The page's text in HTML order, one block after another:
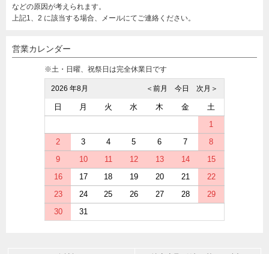
などの原因が考えられます。
上記1、2 に該当する場合、メールにてご連絡ください。
営業カレンダー
※土・日曜、祝祭日は完全休業日です
2026 年8月 次月＞
今日
＜前月
日 月 火 水 木 金
土
1
2
3 4 5 6 7
8
9
10 11 12 13 14
15
16
17 18 19 20 21
22
23
24 25 26 27 28
29
30
31